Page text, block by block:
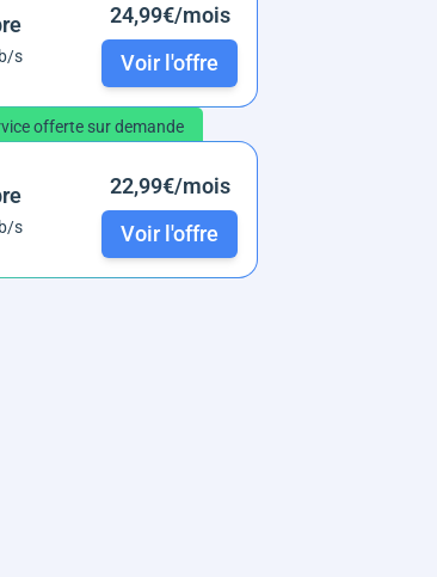
s
24,99€/mois
Voir l'offre
offerte sur demande
s
22,99€/mois
Voir l'offre